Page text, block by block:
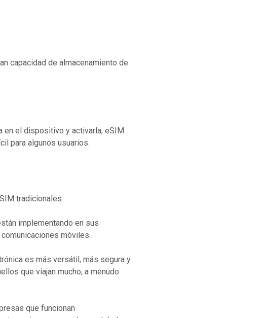
capacidad de almacenamiento de
en el dispositivo y activarla, eSIM
para algunos usuarios.
tradicionales.
implementando en sus
móviles.
es más versátil, más segura y
que viajan mucho, a menudo
que funcionan